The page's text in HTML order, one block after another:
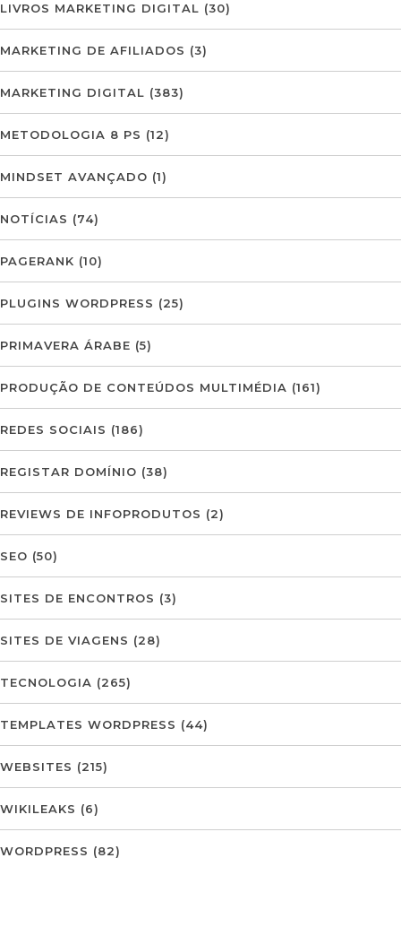
LIVROS MARKETING DIGITAL (30)
MARKETING DE AFILIADOS (3)
MARKETING DIGITAL (383)
METODOLOGIA 8 PS (12)
MINDSET AVANÇADO (1)
NOTÍCIAS (74)
PAGERANK (10)
PLUGINS WORDPRESS (25)
PRIMAVERA ÁRABE (5)
PRODUÇÃO DE CONTEÚDOS MULTIMÉDIA (161)
REDES SOCIAIS (186)
REGISTAR DOMÍNIO (38)
REVIEWS DE INFOPRODUTOS (2)
SEO (50)
SITES DE ENCONTROS (3)
SITES DE VIAGENS (28)
TECNOLOGIA (265)
TEMPLATES WORDPRESS (44)
WEBSITES (215)
WIKILEAKS (6)
WORDPRESS (82)